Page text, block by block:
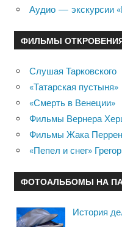
Аудио — экскурсии
ФИЛЬМЫ
Слушая Тарковского
«Татарская пустыня»
«Смерть в Венеции»
Фильмы Вернера
Фильмы Жака
«Пепел и снег»
ФОТОАЛЬБОМЫ НА
История